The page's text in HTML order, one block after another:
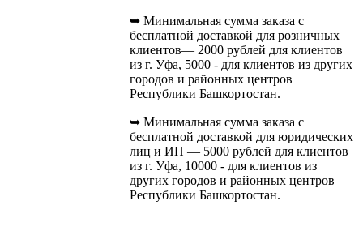
➥ Минимальная сумма заказа с
бесплатной доставкой для розничных
клиентов— 2000 рублей для клиентов
из г. Уфа, 5000 - для клиентов из других
городов и районных центров
Республики Башкортостан.
➥ Минимальная сумма заказа с
бесплатной доставкой для юридических
лиц и ИП — 5000 рублей для клиентов
из г. Уфа, 10000 - для клиентов из
других городов и районных центров
Республики Башкортостан.